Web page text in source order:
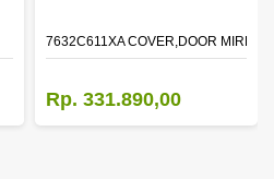
7632C611XA COVER,DOOR
Rp. 331.890,00